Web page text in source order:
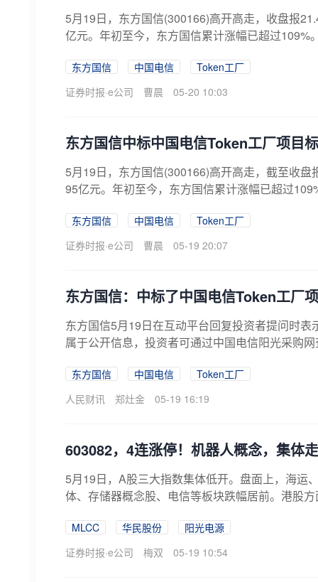
5月19日，东方国信(300166)高开高走，收盘报
亿元。年初至今，东方国信累计涨幅已超过109%
东方国信 中国电信
Token工厂
证券时报·e公司
曹晨 05-20 10:03
东方国信中标中国电信Token工厂项目
5月19日，东方国信(300166)高开高走，截至收
95亿元。年初至今，东方国信累计涨幅已超过
东方国信 中国电信
Token工厂
证券时报·e公司
曹晨 05-19 20:07
东方国信：中标了中国电信Token工厂
东方国信5月19日在互动平台回复投资者提问时
属于公开信息，投资者可通过中国电信阳光采购
东方国信 中国电信
Token工厂
人民财讯
郑灶金 05-19 16:19
603082，4连涨停！机器人概念，集体
5月19日，A股三大指数集体低开。盘面上，海运
体、存储器概念股、电信等板块跌幅居前。港股
MLCC 华民股份
阳光电源
证券时报·e公司
梅双 05-19 10:54